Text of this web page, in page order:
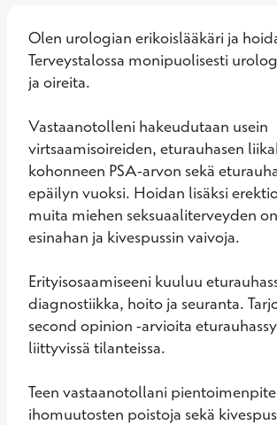
Olen urologian erikoislääkäri ja
Terveystalossa monipuolisesti
ja oireita.
Vastaanotolleni hakeudutaan usein
virtsaamisoireiden, eturauhasen
kohonneen PSA-arvon sekä
epäilyn vuoksi. Hoidan lisäksi
muita miehen seksuaaliterveyden
esinahan ja kivespussin vaivoja.
Erityisosaamiseeni kuuluu
diagnostiikka, hoito ja seuranta.
second opinion -arvioita
liittyvissä tilanteissa.
Teen vastaanotollani
ihomuutosten poistoja sekä